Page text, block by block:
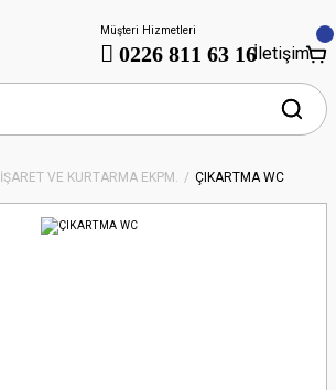
Müşteri Hizmetleri
0226 811 63 16İletişim
İŞARET VE KURTARMA EKPM. ÇIKARTMA WC